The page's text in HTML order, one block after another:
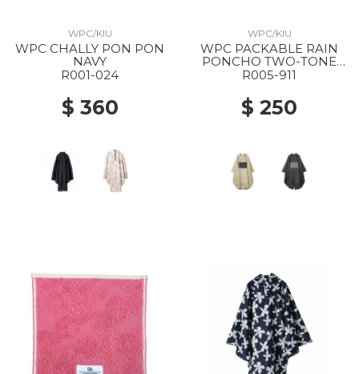
WPC/KIU
WPC CHALLY PON PON
NAVY
R001-024
$ 360
WPC/KIU
WPC PACKABLE RAIN
PONCHO TWO-TONE
UNISEX 911 BEIGE
R005-911
$ 250